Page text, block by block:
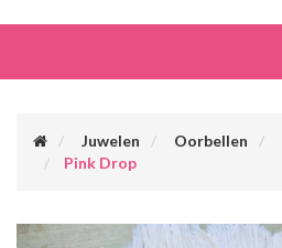
Juwelen Oorbellen
Pink Drop